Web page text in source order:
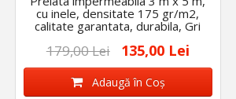
cu inele, densitate 175 gr/m2,
calitate garantata, durabila, Gri
179,00 Lei 135,00 Lei
Adaugă în Coş